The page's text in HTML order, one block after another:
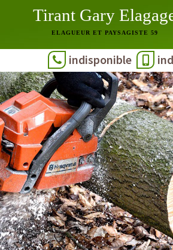
Tirant Gary
ELAGUEUR ET PAYSAGISTE 59
indisponible